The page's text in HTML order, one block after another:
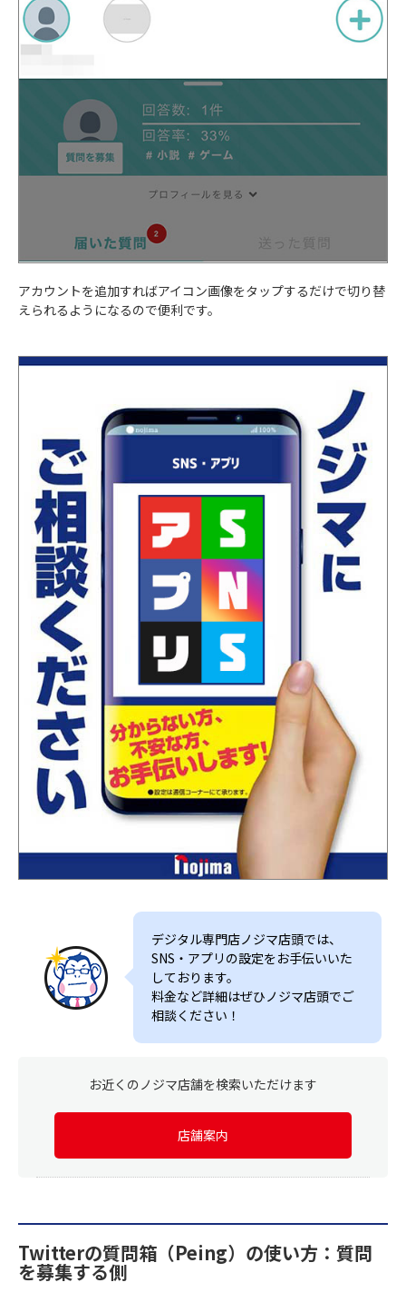
アカウントを追加すればアイコン画像をタップするだけで切り替
えられるようになるので便利です。
デジタル専門店ノジマ店頭では、
SNS・アプリの設定をお手伝いいた
しております。
料金など詳細はぜひノジマ店頭でご
相談ください！
お近くのノジマ店舗を検索いただけます
店舗案内
Twitterの質問箱（Peing）の使い方：質問
を募集する側